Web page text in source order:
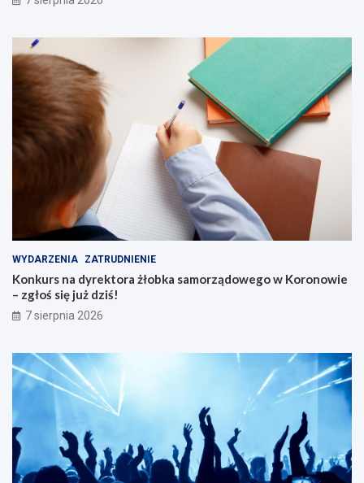
i
c
n
WYDARZENIA ZATRUDNIENIE
Konkurs na dyrektora żłobka samorządowego w Koronowie
– zgłoś się już dziś!
7 sierpnia 2026